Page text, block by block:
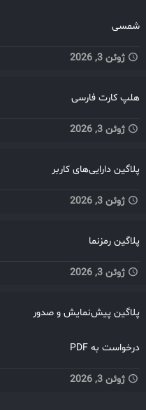
شمسی
ژوئن 3, 2026
هلپ کارت فارسی
ژوئن 3, 2026
پلاگین دارایی‌های کاربر
ژوئن 3, 2026
پلاگین رمزنما
ژوئن 3, 2026
پلاگین پیش‌نمایش و صدور
درخواست به PDF
ژوئن 3, 2026